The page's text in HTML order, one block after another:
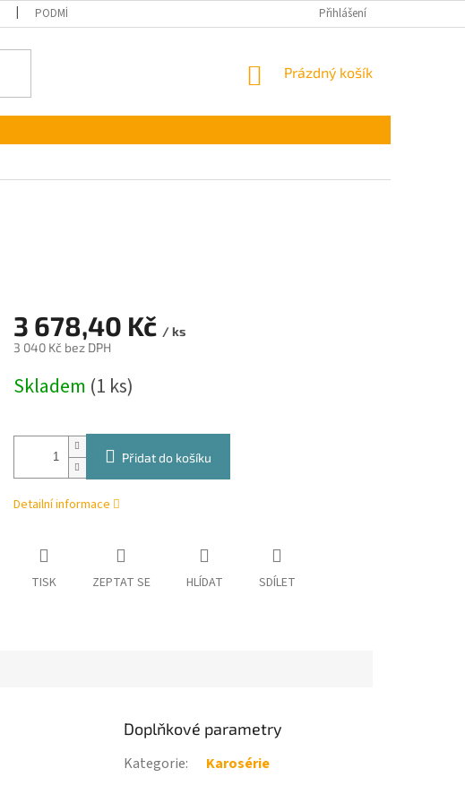
PODMÍNKY OCHRANY OSOBNÍCH ÚDAJŮ Přihlášení
NÁKUPNÍ
Prázdný košík
3 678,40 Kč / ks
3 040 Kč bez DPH
cena:
Skladem (1 ks)
Přidat do košíku
Detailní informace
TISK ZEPTAT SE HLÍDAT SDÍLET
Doplňkové parametry
Kategorie: Karosérie